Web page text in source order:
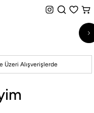
Hemen Teslim Seçeneği
Üzeri Alışverişlerde